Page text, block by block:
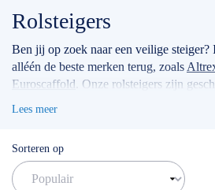
Rolsteigers
Ben jij op zoek naar een veilige
alléén de beste merken terug, zoals
Euroscaffold . Onze rolsteigers zijn
volgens de actuele norm te werken met
voorloopleuning
TIP: maak gebruik
Lees meer
Sorteren op